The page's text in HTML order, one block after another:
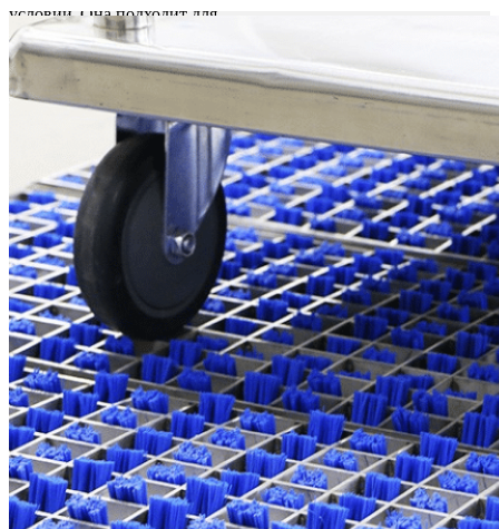
условий. Она подходит для
широкого спектра
оборудования — включая
автоматические транспортные
средства (AGV), автономные
мобильные роботы (AMR),
компактные вилочные
погрузчики и погрузчики с
оператором на борту — со
стандартной
грузоподъемностью 3 тонны,
которую по желанию можно
увеличить до 10 тонн.